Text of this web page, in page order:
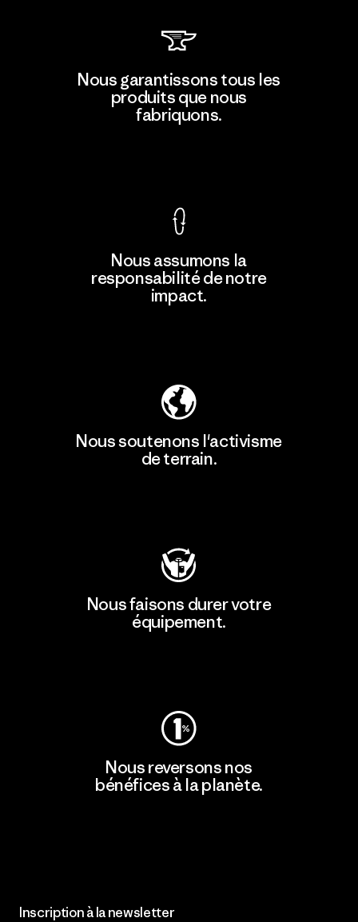
Kingwhale Industries Corp.
Material-supplier
Nous garantissons tous les
produits que nous
fabriquons.
Nous assumons la
responsabilité de notre
impact.
Nous soutenons l'activisme
de terrain.
Nous faisons durer votre
équipement.
Nous reversons nos
bénéfices à la planète.
Inscription à la newsletter